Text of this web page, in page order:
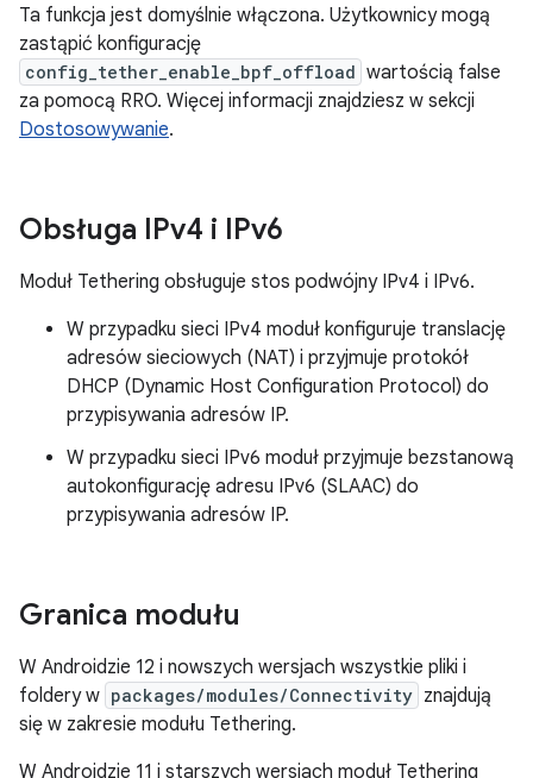
Ta funkcja jest domyślnie włączona. Użytkownicy mogą
zastąpić konfigurację
config_tether_enable_bpf_offload wartością false
za pomocą RRO. Więcej informacji znajdziesz w sekcji
Dostosowywanie.
Obsługa IPv4 i IPv6
Moduł Tethering obsługuje stos podwójny IPv4 i IPv6.
W przypadku sieci IPv4 moduł konfiguruje translację
adresów sieciowych (NAT) i przyjmuje protokół
DHCP (Dynamic Host Configuration Protocol) do
przypisywania adresów IP.
W przypadku sieci IPv6 moduł przyjmuje bezstanową
autokonfigurację adresu IPv6 (SLAAC) do
przypisywania adresów IP.
Granica modułu
W Androidzie 12 i nowszych wersjach wszystkie pliki i
foldery w packages/modules/Connectivity znajdują
się w zakresie modułu Tethering.
W Androidzie 11 i starszych wersjach moduł Tethering